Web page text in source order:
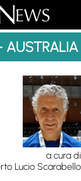
AUSTRALIA
a cura di
Lucio Scarabello